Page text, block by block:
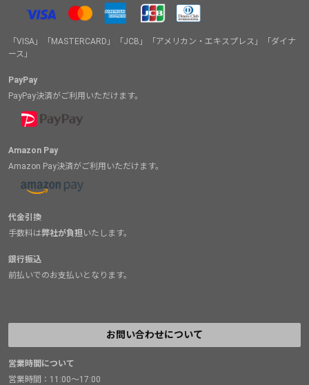
「VISA」「MASTERCARD」「JCB」「アメリカン・エキスプレス」「ダイナ
ース」
PayPay
PayPay決済がご利用いただけます。
Amazon Pay
Amazon Pay決済がご利用いただけます。
代金引換
手数料は弊社が負担 いたします。
銀行振込
前払いでのお支払いとなります。
お問い合わせについて
営業時間について
営業時間：11:00～17:00